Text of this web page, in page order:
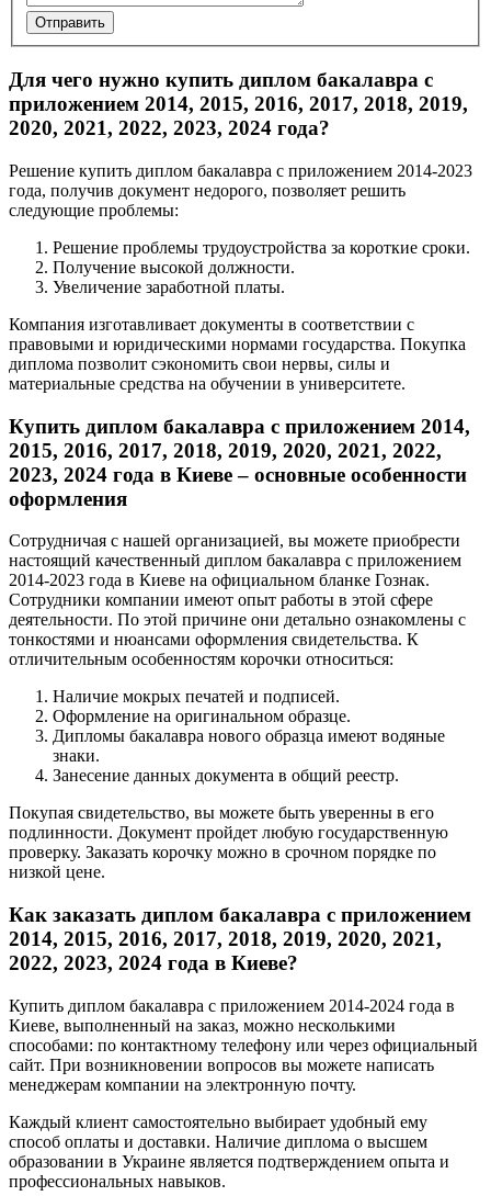
Отправить
Для чего нужно купить диплом бакалавра с
приложением 2014, 2015, 2016, 2017, 2018, 2019,
2020, 2021, 2022, 2023, 2024 года?
Решение купить диплом бакалавра с приложением 2014-2023
года, получив документ недорого, позволяет решить
следующие проблемы:
Решение проблемы трудоустройства за короткие сроки.
Получение высокой должности.
Увеличение заработной платы.
Компания изготавливает документы в соответствии с
правовыми и юридическими нормами государства. Покупка
диплома позволит сэкономить свои нервы, силы и
материальные средства на обучении в университете.
Купить диплом бакалавра с приложением 2014,
2015, 2016, 2017, 2018, 2019, 2020, 2021, 2022,
2023, 2024 года в Киеве – основные особенности
оформления
Сотрудничая с нашей организацией, вы можете приобрести
настоящий качественный диплом бакалавра с приложением
2014-2023 года в Киеве на официальном бланке Гознак.
Сотрудники компании имеют опыт работы в этой сфере
деятельности. По этой причине они детально ознакомлены с
тонкостями и нюансами оформления свидетельства. К
отличительным особенностям корочки относиться:
Наличие мокрых печатей и подписей.
Оформление на оригинальном образце.
Дипломы бакалавра нового образца имеют водяные
знаки.
Занесение данных документа в общий реестр.
Покупая свидетельство, вы можете быть уверенны в его
подлинности. Документ пройдет любую государственную
проверку. Заказать корочку можно в срочном порядке по
низкой цене.
Как заказать диплом бакалавра с приложением
2014, 2015, 2016, 2017, 2018, 2019, 2020, 2021,
2022, 2023, 2024 года в Киеве?
Купить диплом бакалавра с приложением 2014-2024 года в
Киеве, выполненный на заказ, можно несколькими
способами: по контактному телефону или через официальный
сайт. При возникновении вопросов вы можете написать
менеджерам компании на электронную почту.
Каждый клиент самостоятельно выбирает удобный ему
способ оплаты и доставки. Наличие диплома о высшем
образовании в Украине является подтверждением опыта и
профессиональных навыков.